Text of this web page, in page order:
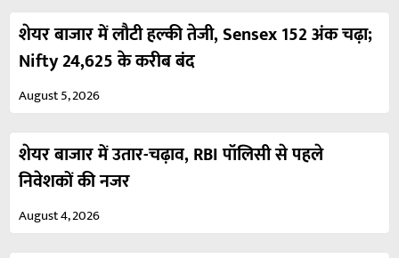
शेयर बाजार में लौटी हल्की तेजी, Sensex 152 अंक चढ़ा;
Nifty 24,625 के करीब बंद
August 5, 2026
शेयर बाजार में उतार-चढ़ाव, RBI पॉलिसी से पहले
निवेशकों की नजर
August 4, 2026